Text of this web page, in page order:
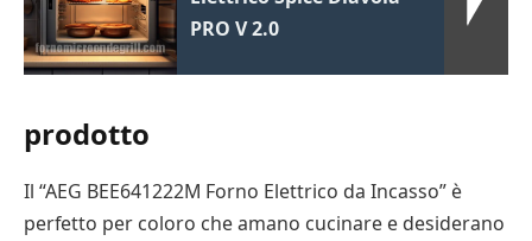
PRO V 2.0
prodotto
Il “AEG BEE641222M Forno Elettrico da Incasso” è
perfetto per coloro che amano cucinare e desiderano